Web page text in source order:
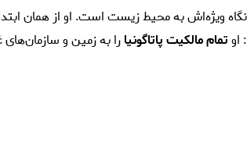
نگاه ویژه‌اش به محیط زیست است. او از همان
اوتمام مالکیت پاتاگونیارا به زمین و